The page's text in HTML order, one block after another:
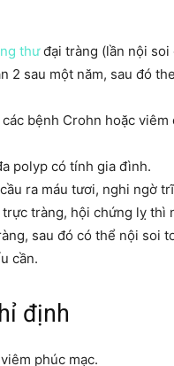
thưđại tràng (lần nội soi
2 sau một năm, sau đó
bệnh Crohn hoặc viêm
polyp có tính gia đình.
ra máu tươi, nghi ngờ
tràng, hội chứng lỵ thì
sau đó có thể nội soi
cần.
định
phúc mạc.